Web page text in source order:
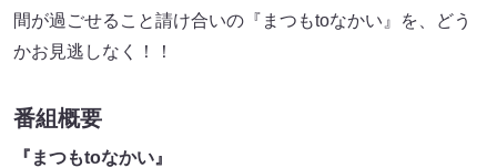
間が過ごせること請け合いの『まつもtoなかい』を、どう
かお見逃しなく！！
番組概要
『まつもtoなかい』